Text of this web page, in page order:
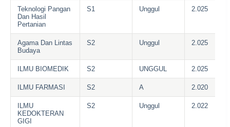
Teknologi Pangan
Dan Hasil
Pertanian
S1 Unggul 2.025
Agama Dan Lintas
Budaya
S2 Unggul 2.025
ILMU BIOMEDIK S2 UNGGUL 2.025
ILMU FARMASI S2 A 2.020
ILMU
KEDOKTERAN
GIGI
S2 Unggul 2.022